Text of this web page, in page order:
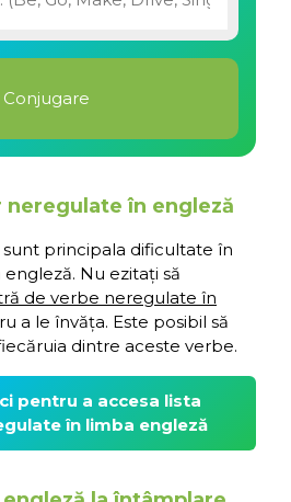
neregulate în engleză
principala dificultate în
Nu ezitați să
de verbe neregulate în
a le învăța. Este posibil să
dintre aceste verbe.
pentru a accesa lista
în limba engleză